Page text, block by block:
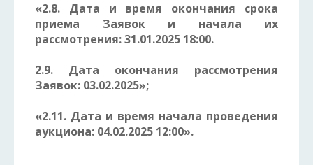
«2.8. Дата и время окончания срока
приема Заявок и начала их
рассмотрения: 31.01.2025 18:00.
2.9. Дата окончания рассмотрения
Заявок: 03.02.2025»;
«2.11. Дата и время начала проведения
аукциона: 04.02.2025 12:00».